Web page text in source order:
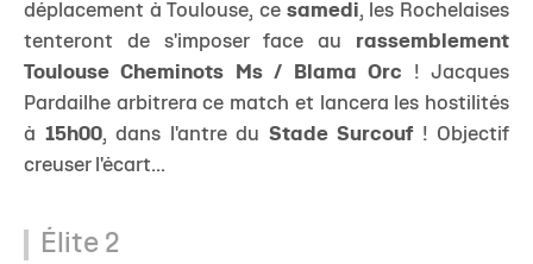
déplacement à Toulouse, ce samedi, les Rochelaises
tenteront de s'imposer face au rassemblement
Toulouse Cheminots Ms / Blama Orc ! Jacques
Pardailhe arbitrera ce match et lancera les hostilités
à 15h00, dans l'antre du Stade Surcouf! Objectif
creuser l'écart...
Élite 2